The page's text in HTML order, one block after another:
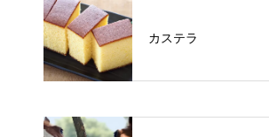
カステラ